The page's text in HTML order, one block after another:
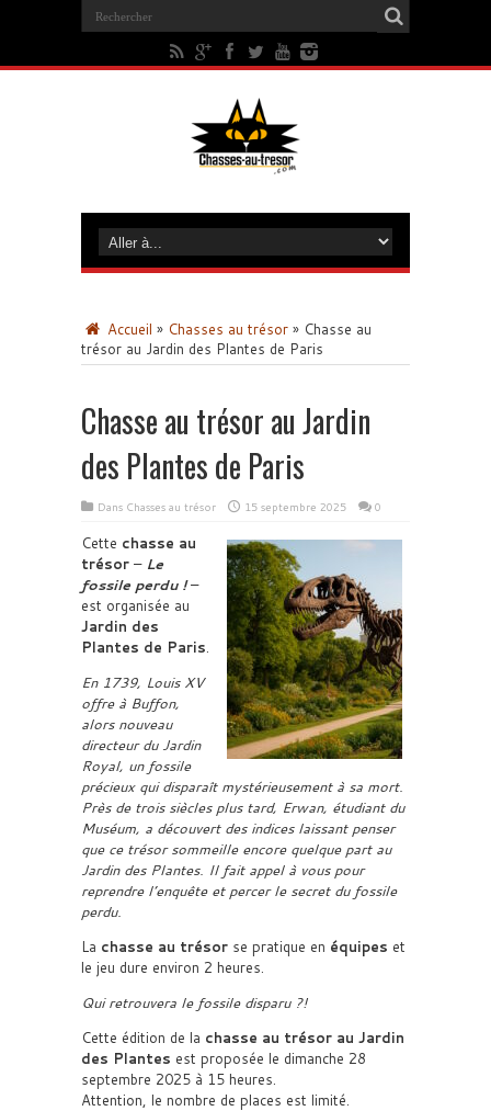
Accueil » Chasses au trésor » Chasse au
trésor au Jardin des Plantes de Paris
Chasse au trésor au Jardin
des Plantes de Paris
Dans Chasses au trésor 15 septembre 2025 0
Cette chasse au
trésor – Le
fossile perdu !–
est organisée au
Jardin des
Plantes de Paris.
En 1739, Louis XV
offre à Buffon,
alors nouveau
directeur du Jardin
Royal, un fossile
précieux qui disparaît mystérieusement à sa mort.
Près de trois siècles plus tard, Erwan, étudiant du
Muséum, a découvert des indices laissant penser
que ce trésor sommeille encore quelque part au
Jardin des Plantes. Il fait appel à vous pour
reprendre l’enquête et percer le secret du fossile
perdu.
La chasse au trésor se pratique en équipes et
le jeu dure environ 2 heures.
Qui retrouvera le fossile disparu ?!
Cette édition de la chasse au trésor au Jardin
des Plantes est proposée le dimanche 28
septembre 2025 à 15 heures.
Attention, le nombre de places est limité.